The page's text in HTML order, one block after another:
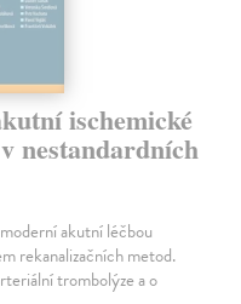
ischemické
nestandardních
akutní léčbou
rekanalizačních metod.
trombolýze a o